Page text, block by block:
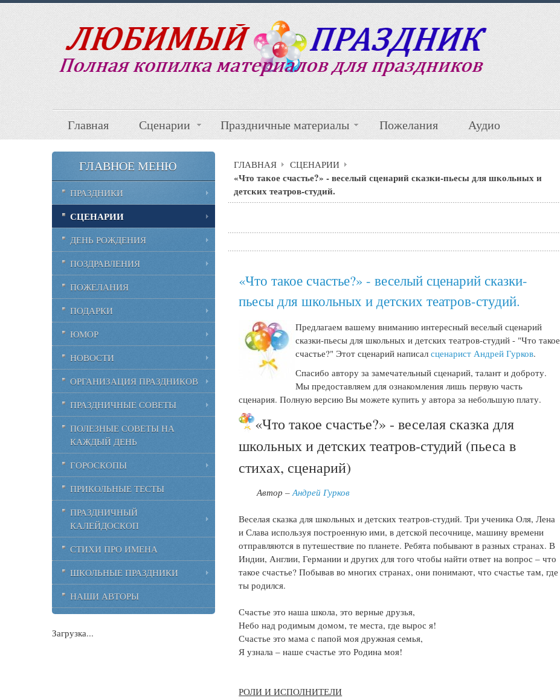
Главная Сценарии Праздничные материалы Пожелания Аудио
ГЛАВНАЯ СЦЕНАРИИ
«Что такое счастье?» - веселый сценарий сказки-пьесы для школьных и
детских театров-студий.
«Что такое счастье?» - веселый сценарий сказки-
пьесы для школьных и детских театров-студий.
Предлагаем вашему вниманию интересный веселый сценарий
сказки-пьесы для школьных и детских театров-студий - "Что такое
счастье?" Этот сценарий написалсценарист Андрей Гурков.
Спасибо автору за замечательный сценарий, талант и доброту.
Мы предоставляем для ознакомления лишь первую часть
сценария. Полную версию Вы можете купить у автора за небольшую плату.
«Что такое счастье?» - веселая сказка для
школьных и детских театров-студий (пьеса в
стихах, сценарий)
Автор –Андрей Гурков
Веселая сказка для школьных и детских театров-студий. Три ученика Оля, Лена
и Слава используя построенную ими, в детской песочнице, машину времени
отправляются в путешествие по планете. Ребята побывают в разных странах. В
Индии, Англии, Германии и других для того чтобы найти ответ на вопрос – что
такое счастье? Побывав во многих странах, они понимают, что счастье там, где
ты родился.
Счастье это наша школа, это верные друзья,
Небо над родимым домом, те места, где вырос я!
Счастье это мама с папой моя дружная семья,
Я узнала – наше счастье это Родина моя!
РОЛИ И ИСПОЛНИТЕЛИ
ГЛАВНОЕ МЕНЮ
ПРАЗДНИКИ
СЦЕНАРИИ
ДЕНЬ РОЖДЕНИЯ
ПОЗДРАВЛЕНИЯ
ПОЖЕЛАНИЯ
ПОДАРКИ
ЮМОР
НОВОСТИ
ОРГАНИЗАЦИЯ ПРАЗДНИКОВ
ПРАЗДНИЧНЫЕ СОВЕТЫ
ПОЛЕЗНЫЕ СОВЕТЫ НА
КАЖДЫЙ ДЕНЬ
ГОРОСКОПЫ
ПРИКОЛЬНЫЕ ТЕСТЫ
ПРАЗДНИЧНЫЙ
КАЛЕЙДОСКОП
СТИХИ ПРО ИМЕНА
ШКОЛЬНЫЕ ПРАЗДНИКИ
НАШИ АВТОРЫ
Загрузка...